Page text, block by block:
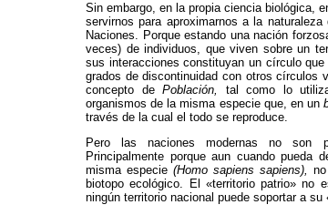
Sin embargo, en la propia ciencia biológica,
servirnos para aproximarnos a la
Naciones. Porque estando una nación
veces) de individuos, que viven sobre un
sus interacciones constituyan un círculo
grados de discontinuidad con otros círculos
concepto de Población,
tal como lo
organismos de la misma especie que, en un
través de la cual el todo se reproduce.
Pero las naciones modernas no son
Principalmente porque aun cuando
misma especie (Homo sapiens sapiens),
biotopo ecológico. El «territorio patrio»
ningún territorio nacional puede soportar a